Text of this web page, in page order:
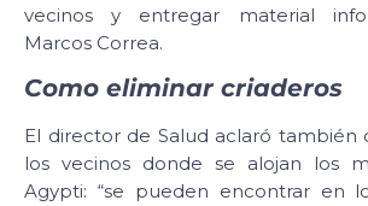
vecinos y entregar material
Marcos Correa.
Como eliminar criaderos
El director de Salud aclaró también
los vecinos donde se alojan los
Agypti: “se pueden encontrar en